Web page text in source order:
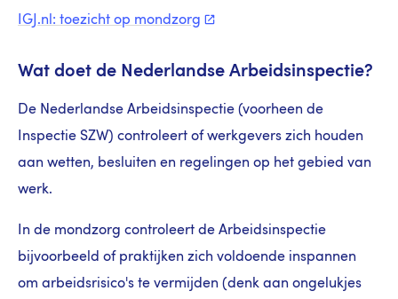
IGJ.nl: toezicht op mondzorg
Wat doet de Nederlandse Arbeidsinspectie?
De Nederlandse Arbeidsinspectie (voorheen de
Inspectie SZW) controleert of werkgevers zich houden
aan wetten, besluiten en regelingen op het gebied van
werk.
In de mondzorg controleert de Arbeidsinspectie
bijvoorbeeld of praktijken zich voldoende inspannen
om arbeidsrisico's te vermijden (denk aan ongelukjes